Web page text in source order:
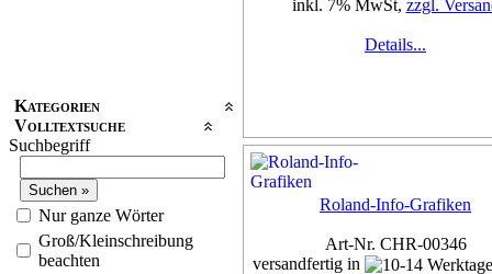
Kategorien
Volltextsuche
Suchbegriff
Nur ganze Wörter
Groß/Kleinschreibung
beachten
inkl. 7% MwSt, zzgl.
Details...
Roland-Info-Grafiken
Art-Nr. CHR-00346
versandfertig in